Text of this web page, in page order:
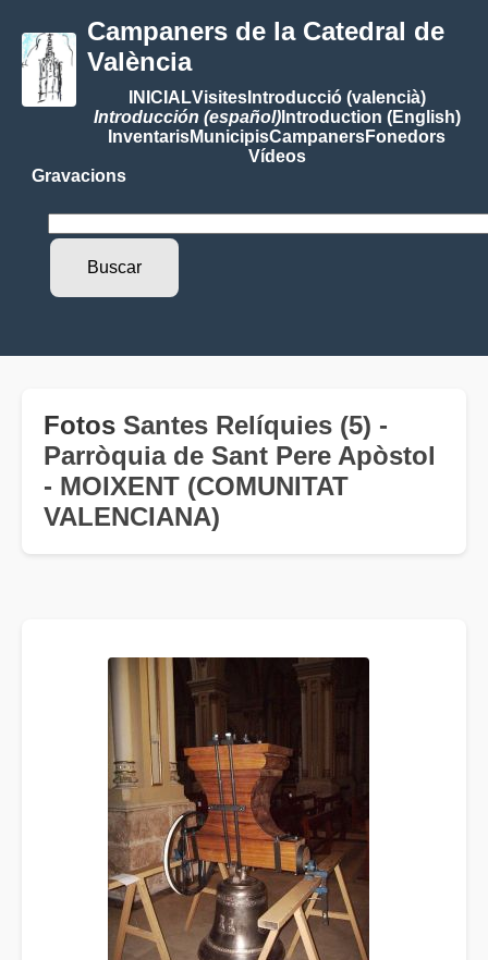
Campaners de la Catedral de
València
INICIALVisitesIntroducció (valencià)
Introducción (español)Introduction (English)
InventarisMunicipisCampanersFonedors
Vídeos
Gravacions
Fotos Santes Relíquies (5) -
Parròquia de Sant Pere Apòstol
- MOIXENT (COMUNITAT
VALENCIANA)